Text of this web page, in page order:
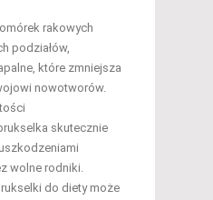
rakowych
podziałów,
które zmniejsza
nowotworów.
skutecznie
wolne rodniki.
do diety może